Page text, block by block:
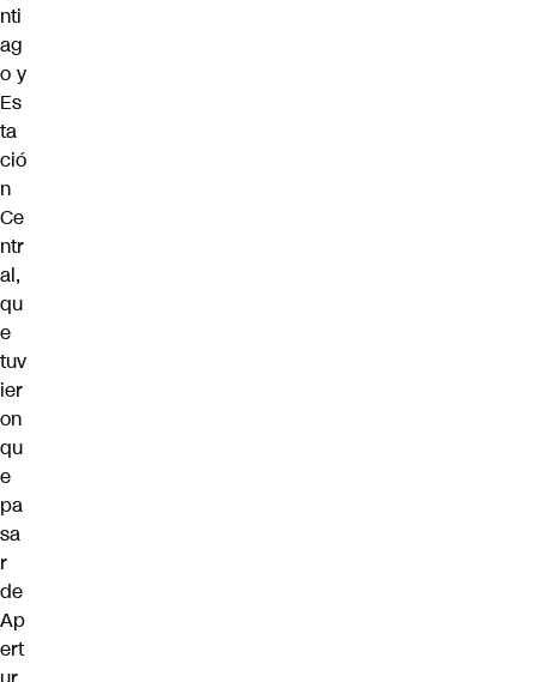
nti
ag
o y
Es
ta
ció
n
Ce
ntr
al,
qu
e
tuv
ier
on
qu
e
pa
sa
r
de
Ap
ert